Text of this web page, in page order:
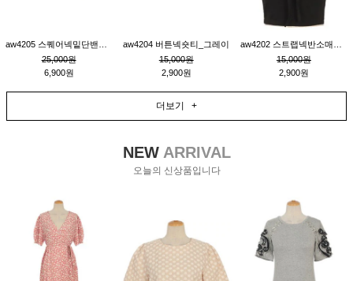
25,000원
6,900원
aw4204 버튼넥숏티_그레이
15,000원
2,900원
15,000원
2,900원
더보기 +
NEWARRIVAL
오늘의 신상품입니다